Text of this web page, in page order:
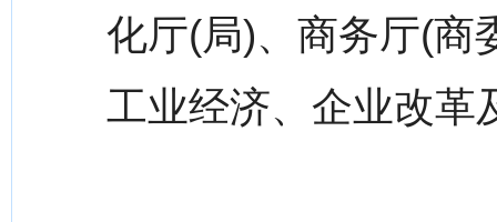
化厅(局)、商务厅(商
工业经济、企业改革